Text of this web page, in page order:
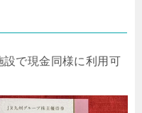
で現金同様に利用可